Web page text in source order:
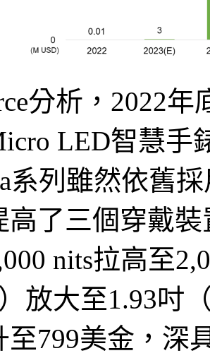
分析，2022
LED智慧手
系列雖然依舊
高了三個穿戴
nits拉高至
）放大至1.93吋
至799美金，深